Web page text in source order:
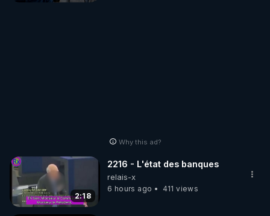
Why this ad?
2:18
2216 - L'état des banques
relais-x
6 hours ago
411 views